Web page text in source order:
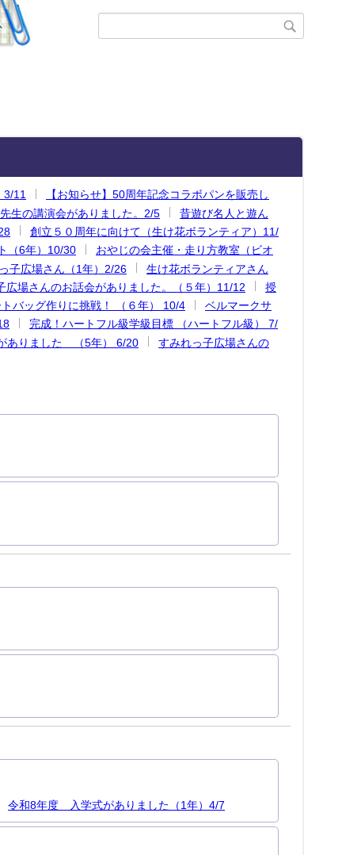
3/11
【お知らせ】50周年記念コラボパンを販売し
生の講演会がありました。2/5
昔遊び名人と遊ん
創立５０周年に向けて（生け花ボランティア）11/
（6年）10/30
おやじの会主催・走り方教室（ビオ
子広場さん（1年）2/26
生け花ボランティアさん
広場さんのお話会がありました。（５年）11/12
授
トバッグ作りに挑戦！ （６年） 10/4
ベルマークサ
完成！ハートフル級学級目標 （ハートフル級） 7/
ありました （5年） 6/20
すみれっ子広場さんの
令和8年度 入学式がありました（1年）4/7